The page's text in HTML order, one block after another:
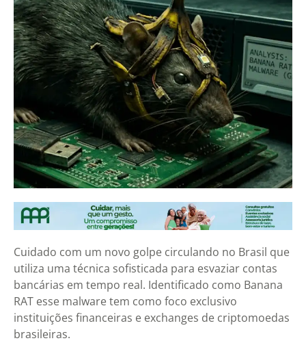
Cuidado com um novo golpe circulando no Brasil que
utiliza uma técnica sofisticada para esvaziar contas
bancárias em tempo real. Identificado como Banana
RAT esse malware tem como foco exclusivo
instituições financeiras e exchanges de criptomoedas
brasileiras.